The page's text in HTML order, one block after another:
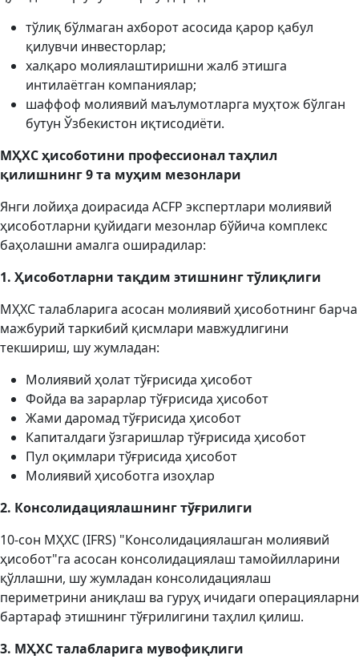
тўлиқ бўлмаган ахборот асосида қарор қабул
қилувчи инвесторлар;
халқаро молиялаштиришни жалб этишга
интилаётган компаниялар;
шаффоф молиявий маълумотларга муҳтож бўлган
бутун Ўзбекистон иқтисодиёти.
МҲХСҳисоботини профессионал таҳлил
қилишнинг 9 та муҳим мезонлари
Янги лойиҳа доирасида ACFP экспертлари молиявий
ҳисоботларни қуйидаги мезонлар бўйича комплекс
баҳолашни амалга оширадилар:
1. Ҳисоботларни тақдим этишнинг тўлиқлиги
МҲХС талабларига асосан молиявий ҳисоботнинг барча
мажбурий таркибий қисмлари мавжудлигини
текшириш, шу жумладан:
Молиявий ҳолат тўғрисида ҳисобот
Фойда ва зарарлар тўғрисида ҳисобот
Жами даромад тўғрисида ҳисобот
Капиталдаги ўзгаришлар тўғрисида ҳисобот
Пул оқимлари тўғрисида ҳисобот
Молиявий ҳисоботга изоҳлар
2. Консолидациялашнинг тўғрилиги
10-сон МҲХС (IFRS) "Консолидациялашган молиявий
ҳисобот"га асосан консолидациялаш тамойилларини
қўллашни, шу жумладан консолидациялаш
периметрини аниқлаш ва гуруҳ ичидаги операцияларни
бартараф этишнинг тўғрилигини таҳлил қилиш.
3. МҲХС талабларига мувофиқлиги